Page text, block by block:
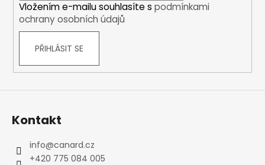
Vložením e-mailu souhlasíte s podmínkami
ochrany osobních údajů
PŘIHLÁSIT SE
Kontakt
info@canard.cz
+420 775 084 005